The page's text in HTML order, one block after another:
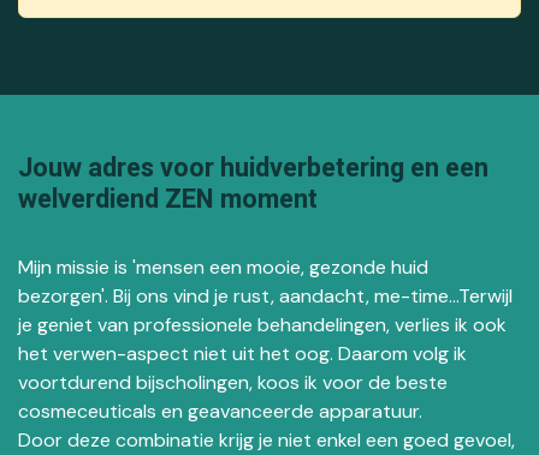
Jouw adres voor huidverbetering en een
welverdiend ZEN moment
Mijn missie is 'mensen een mooie, gezonde huid
bezorgen'. Bij ons vind je rust, aandacht, me-time...Terwijl
je geniet van professionele behandelingen, verlies ik ook
het verwen-aspect niet uit het oog. Daarom volg ik
voortdurend bijscholingen, koos ik voor de beste
cosmeceuticals en geavanceerde apparatuur.
Door deze combinatie krijg je niet enkel een goed gevoel,